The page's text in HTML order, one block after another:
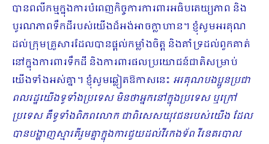
បានពលីកម្មក្នុងការបំពេញកិច្ចការការពារអធិបតេយ្យភាព និង
បូរណភាពទឹកដីរបស់យើងដ៏អង់អាចក្លាហាន។ ខ្ញុំសូមអរគុណ
ដល់ក្រុមគ្រួ​សារដែលបានផ្ដល់កម្លាំងចិត្ត និងគាំទ្រដល់ពួកគាត់
នៅក្នុងការពារទឹកដី និងការពារផលប្រយោជន៍ជាតិសម្រាប់
យើងទាំងអស់គ្នា។ ខ្ញុំសូមឆ្លៀតឱកាសនេះ អរគុណបងប្អូនប្រជា
ពលរដ្ឋយើងទូទាំងប្រទេស មិនថាអ្នកនៅក្នុងប្រទេស ឬក្រៅ
ប្រទេស គឺទូទាំងពិភពលោក ជាពិសេសយុវជនរបស់យើង ដែល
បានបង្ហាញស្មារតីរួមគ្នាក្នុងការជួយដល់វីរកងទ័ព វីរនគរបាល